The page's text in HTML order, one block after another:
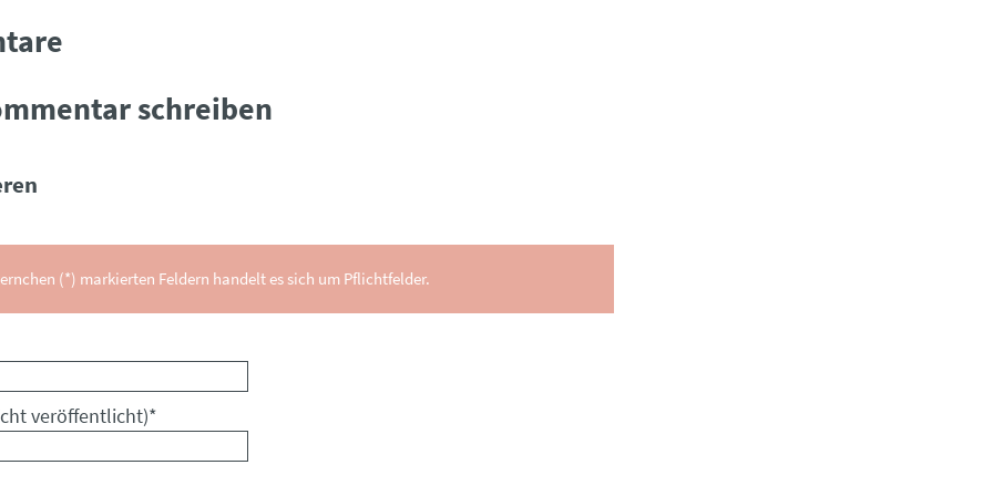
schreiben
(*) markierten Feldern handelt es sich um Pflichtfelder.
veröffentlicht)*